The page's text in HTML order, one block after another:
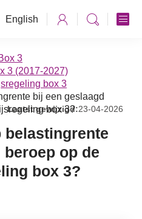
English
3
3 (2017-2027)
box 3
bij een geslaagd
box 3?
Laatst gewijzigd:23-04-2026
belastingrente
op de
box 3?